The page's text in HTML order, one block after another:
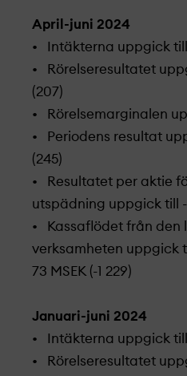
April-juni 2024
• Intäkterna uppgick till
• Rörelseresultatet
(207)
• Rörelsemarginalen
• Periodens resultat
(245)
• Resultatet per aktie
utspädning uppgick till -
• Kassaflödet från den
verksamheten uppgick
73 MSEK (-1 229)
Januari-juni 2024
• Intäkterna uppgick till
• Rörelseresultatet